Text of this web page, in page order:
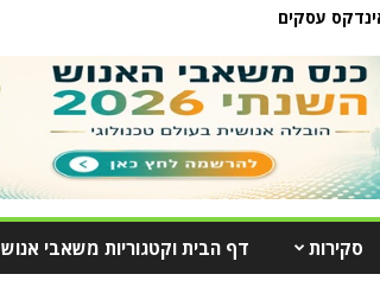
עסקים
סקירות דף הבית וקטגוריות משאבי אנוש